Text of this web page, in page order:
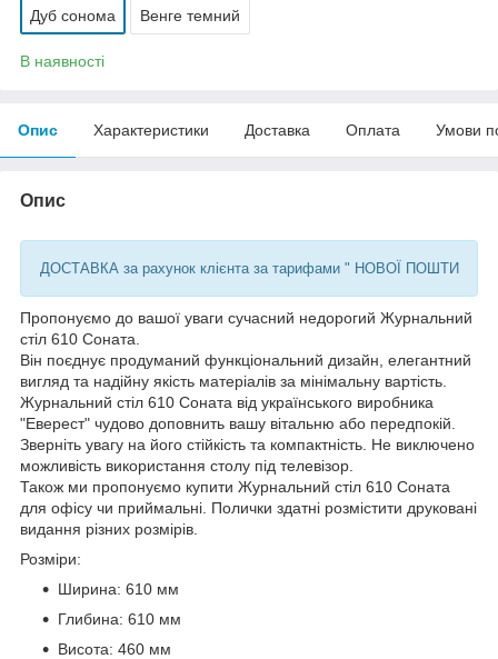
Дуб сонома Венге темний
В наявності
Опис Характеристики Доставка Оплата Умови
Опис
ДОСТАВКА за рахунок клієнта за тарифами " НОВОЇ ПОШТИ
Пропонуємо до вашої уваги сучасний недорогий Журнальний
стіл 610 Соната.
Він поєднує продуманий функціональний дизайн, елегантний
вигляд та надійну якість матеріалів за мінімальну вартість.
Журнальний стіл 610 Соната від українського виробника
"Еверест" чудово доповнить вашу вітальню або передпокій.
Зверніть увагу на його стійкість та компактність. Не виключено
можливість використання столу під телевізор.
Також ми пропонуємо купити Журнальний стіл 610 Соната
для офісу чи приймальні. Полички здатні розмістити друковані
видання різних розмірів.
Розміри:
Ширина: 610 мм
Глибина: 610 мм
Висота: 460 мм